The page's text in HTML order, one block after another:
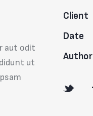
aut odit
ut
Client
Date
Author